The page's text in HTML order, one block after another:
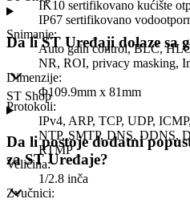
IK10 sertifikovano kućište
IP67 sertifikovano
Snimanje:
Auto gain control, BLC,
NR, ROI, privacy masking,
Dimenzije:
Φ109.9mm x 81mm
Protokoli:
IPv4, ARP, TCP, UDP,
NTP, SMTP, DNS, DDNS,
RTMP
Veličina:
1/2.8 inča
Zvučnici:
Da li ST Uređaji dolaze sa
ST Shop
Da li postoje dodatni
za ST Uređaje?